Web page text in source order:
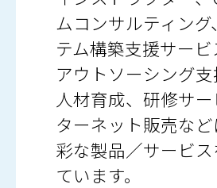
ムコンサルティング
テム構築支援サービ
アウトソーシング支
人材育成、研修サ
ターネット販売な
彩な製品／サービ
ています。